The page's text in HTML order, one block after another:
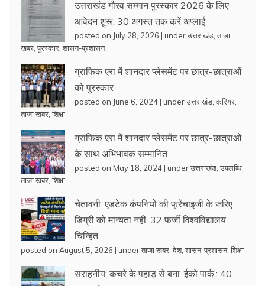
उत्तराखंड गौरव सम्मान पुरस्कार 2026 के लिए
आवेदन शुरू, 30 अगस्त तक करें अप्लाई
posted on July 28, 2026 | underउत्तराखंड ताजा
खबर पुरस्कार शासन-प्रशासन
ग्राफिक एरा में शानदार प्लेसमेंट पर छात्र-छात्राओं
को पुरस्कार
posted on June 6, 2024 | underउत्तराखंड करियर
ताजा खबर शिक्षा
ग्राफिक एरा में शानदार प्लेसमेंट पर छात्र-छात्राओं
के साथ अभिभावक सम्मानित
posted on May 18, 2024 | underउत्तराखंड उपलब्धि
ताजा खबर शिक्षा
चेतावनी: एडटेक कंपनियों की फ्रेंचाइजी के जरिए
डिग्री को मान्यता नहीं, 32 फर्जी विश्वविद्यालय
चिन्हित
posted on August 5, 2026 | underताजा खबर देश, शासन-प्रशासन, शिक्षा
सराहनीय: कचरे के पहाड़ से बना ‘ईको पार्क’: 40